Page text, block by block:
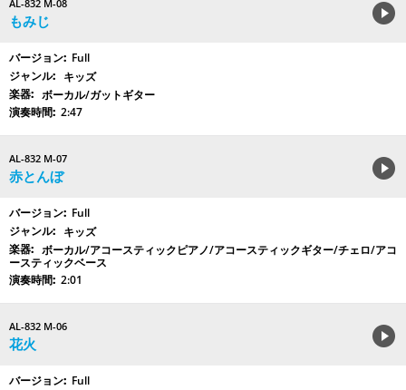
AL-832 M-08
もみじ
Full
キッズ
ボーカル/ガットギター
2:47
AL-832 M-07
赤とんぼ
Full
キッズ
ボーカル/アコースティックピアノ/アコースティックギター/チェロ/アコ
ースティックベース
2:01
AL-832 M-06
花火
Full